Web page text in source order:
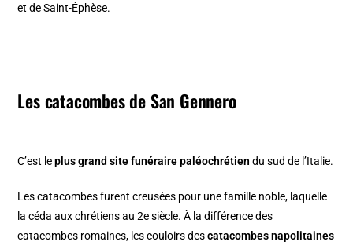
et de Saint-Éphèse.
Les catacombes de San Gennero
C’est leplus grand site funéraire paléochrétien du sud de l’Italie.
Les catacombes furent creusées pour une famille noble, laquelle
la céda aux chrétiens au 2e siècle. À la différence des
catacombes romaines, les couloirs descatacombes napolitaines